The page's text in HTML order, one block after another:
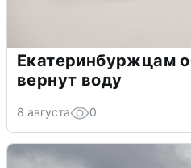
Екатеринбуржцам
вернут воду
8 августа 0